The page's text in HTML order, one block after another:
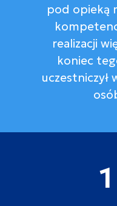
pod opieką
realizacji
koniec
uczestniczył